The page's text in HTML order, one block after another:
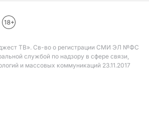
ТВ». Св-во о регистрации СМИ ЭЛ №ФС
службой по надзору в сфере связи,
и массовых коммуникаций 23.11.2017